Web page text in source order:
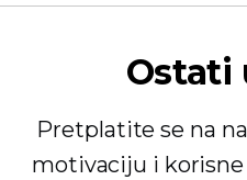
Ostati
Pretplatite se na
motivaciju i